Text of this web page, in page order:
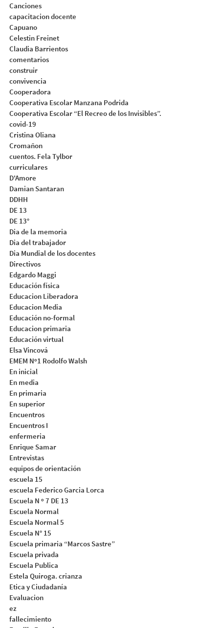
Canciones
capacitacion docente
Capuano
Celestin Freinet
Claudia Barrientos
comentarios
construir
convivencia
Cooperadora
Cooperativa Escolar Manzana Podrida
Cooperativa Escolar “El Recreo de los Invisibles”.
covid-19
Cristina Oliana
Cromañon
cuentos. Fela Tylbor
curriculares
D'Amore
Damian Santaran
DDHH
DE 13
DE 13°
Dia de la memoria
Dia del trabajador
Dia Mundial de los docentes
Directivos
Edgardo Maggi
Educación física
Educacion Liberadora
Educacion Media
Educación no-formal
Educacion primaria
Educación virtual
Elsa Vincová
EMEM Nº1 Rodolfo Walsh
En inicial
En media
En primaria
En superior
Encuentros
Encuentros I
enfermeria
Enrique Samar
Entrevistas
equipos de orientación
escuela 15
escuela Federico Garcia Lorca
Escuela N º 7 DE 13
Escuela Normal
Escuela Normal 5
Escuela N° 15
Escuela primaria “Marcos Sastre”
Escuela privada
Escuela Publica
Estela Quiroga. crianza
Etica y Ciudadanía
Evaluacion
ez
fallecimiento